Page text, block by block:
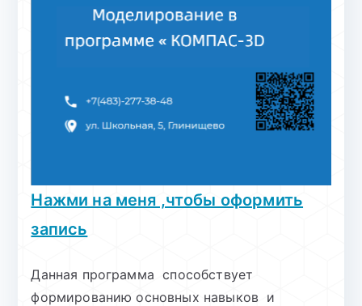
Нажми на меня ,чтобы оформить
запись
Данная программа способствует
формированию основных навыков и